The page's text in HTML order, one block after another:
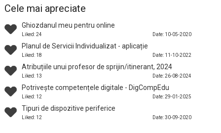
Cele mai apreciate
Ghiozdanul meu pentru online
Liked: 24 Date: 10-05-2020
Planul de Servicii Individualizat - aplicație
Liked: 18 Date: 11-10-2022
Atribuțiile unui profesor de sprijin/itinerant, 2024
Liked: 13 Date: 26-08-2024
Potrivește competențele digitale - DigCompEdu
Liked: 12 Date: 29-01-2025
Tipuri de dispozitive periferice
Liked: 12 Date: 30-09-2020